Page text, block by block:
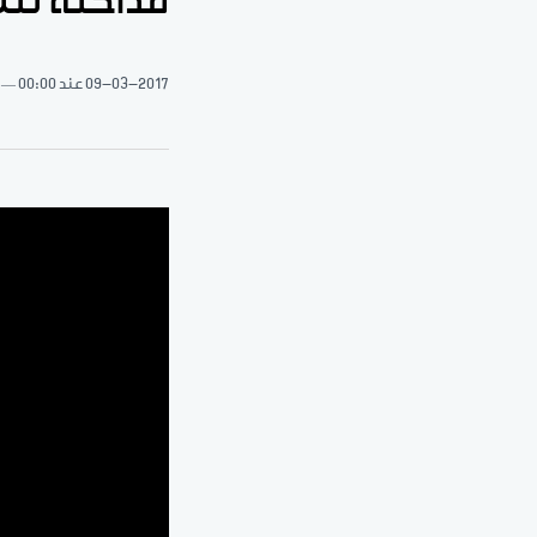
09-03-2017عند 00:00